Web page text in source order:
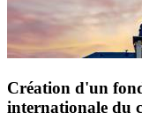
Création d'un
internationale du